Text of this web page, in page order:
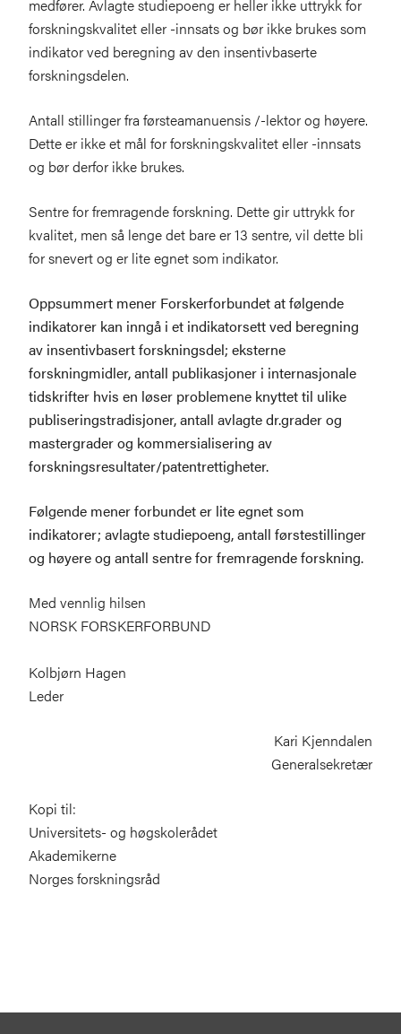
medfører. Avlagte studiepoeng er heller ikke uttrykk for
forskningskvalitet eller -innsats og bør ikke brukes som
indikator ved beregning av den insentivbaserte
forskningsdelen.
Antall stillinger fra førsteamanuensis /-lektor og høyere.
Dette er ikke et mål for forskningskvalitet eller -innsats
og bør derfor ikke brukes.
Sentre for fremragende forskning. Dette gir uttrykk for
kvalitet, men så lenge det bare er 13 sentre, vil dette bli
for snevert og er lite egnet som indikator.
Oppsummert mener Forskerforbundet at følgende
indikatorer kan inngå i et indikatorsett ved beregning
av insentivbasert forskningsdel; eksterne
forskningmidler, antall publikasjoner i internasjonale
tidskrifter hvis en løser problemene knyttet til ulike
publiseringstradisjoner, antall avlagte dr.grader og
mastergrader og kommersialisering av
forskningsresultater/patentrettigheter.
Følgende mener forbundet er lite egnet som
indikatorer; avlagte studiepoeng, antall førstestillinger
og høyere og antall sentre for fremragende forskning.
Med vennlig hilsen
NORSK FORSKERFORBUND
Kolbjørn Hagen
Leder
Kari Kjenndalen
Generalsekretær
Kopi til:
Universitets- og høgskolerådet
Akademikerne
Norges forskningsråd